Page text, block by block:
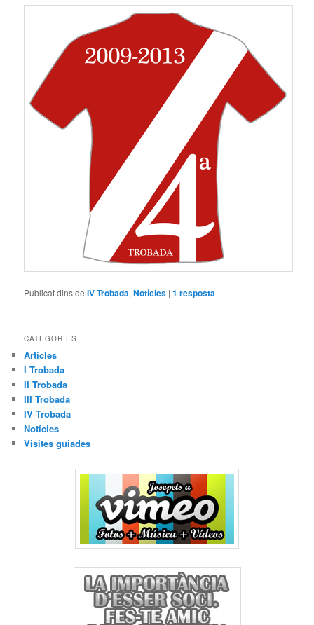
Publicat dins de IV Trobada,Notícies |1 resposta
CATEGORIES
Articles
I Trobada
II Trobada
III Trobada
IV Trobada
Notícies
Visites guiades